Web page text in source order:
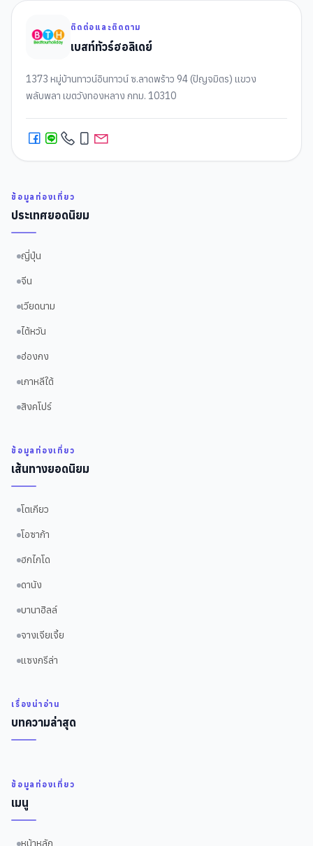
ติดต่อและติดตาม
เบสท์ทัวร์ฮอลิเดย์
1373 หมู่บ้านทาวน์อินทาวน์ ซ.ลาดพร้าว 94 (ปัญจมิตร) แขวง
พลับพลา เขตวังทองหลาง กทม. 10310
ข้อมูลท่องเที่ยว
ประเทศยอดนิยม
ญี่ปุ่น
จีน
เวียดนาม
ไต้หวัน
ฮ่องกง
เกาหลีใต้
สิงคโปร์
ข้อมูลท่องเที่ยว
เส้นทางยอดนิยม
โตเกียว
โอซาก้า
ฮกไกโด
ดานัง
บานาฮิลล์
จางเจียเจี้ย
แซงกรีล่า
เรื่องน่าอ่าน
บทความล่าสุด
ข้อมูลท่องเที่ยว
เมนู
หน้าหลัก